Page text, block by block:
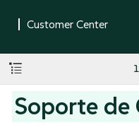
Soporte de